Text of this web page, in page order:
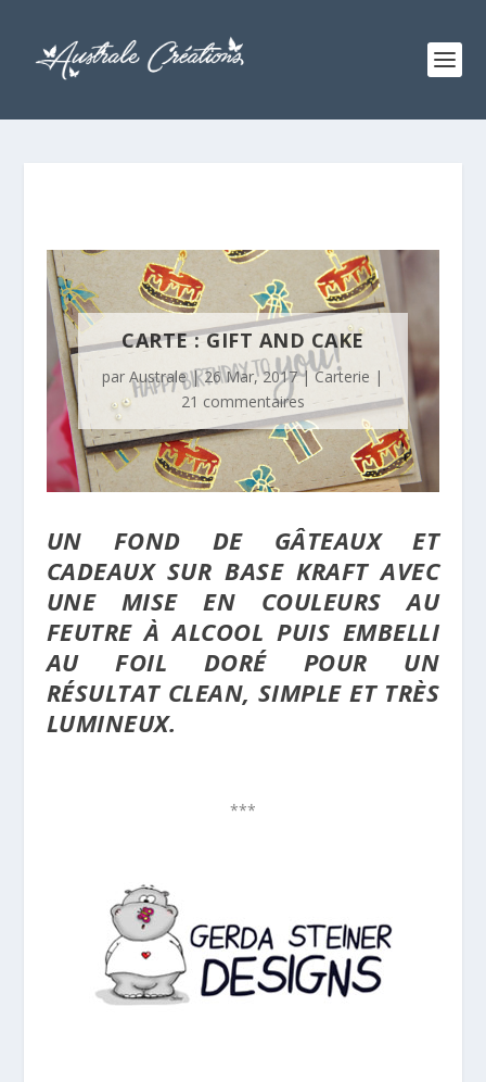
CARTE : GIFT AND CAKE
parAustrale|26 Mar, 2017|Carterie |
21 commentaires
UN FOND DE GÂTEAUX ET
CADEAUX SUR BASE KRAFT AVEC
UNE MISE EN COULEURS AU
FEUTRE À ALCOOL PUIS EMBELLI
AU FOIL DORÉ POUR UN
RÉSULTAT CLEAN, SIMPLE ET TRÈS
LUMINEUX.
***